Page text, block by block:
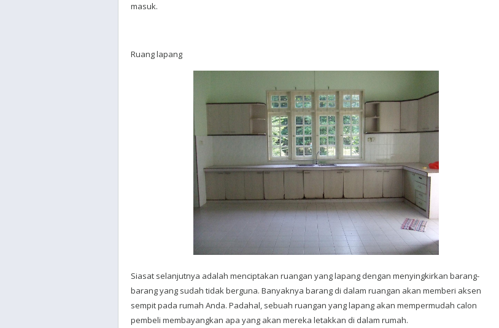
masuk.
Ruang lapang
Siasat selanjutnya adalah menciptakan ruangan yang lapang dengan menyingkirkan barang-
barang yang sudah tidak berguna. Banyaknya barang di dalam ruangan akan memberi aksen
sempit pada rumah Anda. Padahal, sebuah ruangan yang lapang akan mempermudah calon
pembeli membayangkan apa yang akan mereka letakkan di dalam rumah.